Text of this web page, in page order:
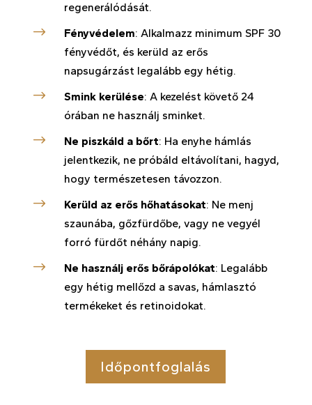
regenerálódását.
$ Fényvédelem: Alkalmazz minimum SPF 30
fényvédőt, és kerüld az erős
napsugárzást legalább egy hétig.
$ Smink kerülése: A kezelést követő 24
órában ne használj sminket.
$ Ne piszkáld a bőrt: Ha enyhe hámlás
jelentkezik, ne próbáld eltávolítani, hagyd,
hogy természetesen távozzon.
$ Kerüld az erős hőhatásokat: Ne menj
szaunába, gőzfürdőbe, vagy ne vegyél
forró fürdőt néhány napig.
$ Ne használj erős bőrápolókat: Legalább
egy hétig mellőzd a savas, hámlasztó
termékeket és retinoidokat.
Időpontfoglalás